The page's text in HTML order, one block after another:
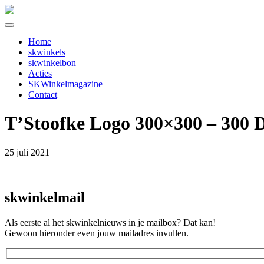
Home
skwinkels
skwinkelbon
Acties
SKWinkelmagazine
Contact
T’Stoofke Logo 300×300 – 300
25 juli 2021
skwinkelmail
Als eerste al het skwinkelnieuws in je mailbox? Dat kan!
Gewoon hieronder even jouw mailadres invullen.